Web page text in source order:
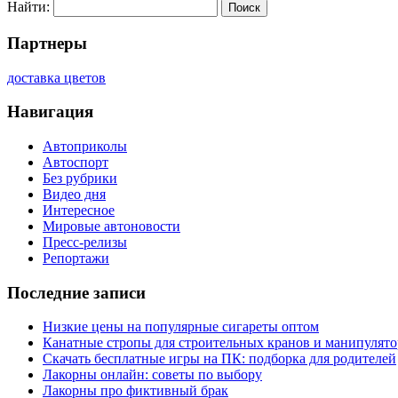
Найти:
Партнеры
доставка цветов
Навигация
Автоприколы
Автоспорт
Без рубрики
Видео дня
Интересное
Мировые автоновости
Пресс-релизы
Репортажи
Последние записи
Низкие цены на популярные сигареты оптом
Канатные стропы для строительных кранов и
Скачать бесплатные игры на ПК: подборка для родителей
Лакорны онлайн: советы по выбору
Лакорны про фиктивный брак